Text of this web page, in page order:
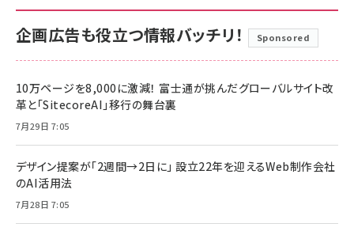
企画広告も役立つ情報バッチリ！ Sponsored
10万ページを8,000に激減！ 富士通が挑んだグローバルサイト改
革と「SitecoreAI」移行の舞台裏
7月29日 7:05
デザイン提案が「2週間→2日に」 設立22年を迎えるWeb制作会社
のAI活用法
7月28日 7:05